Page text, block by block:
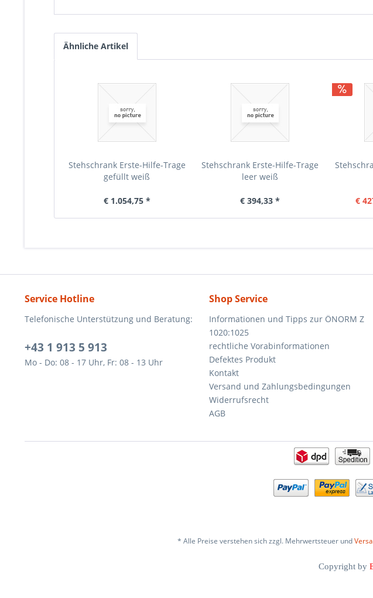
Ähnliche Artikel
Stehschrank Erste-Hilfe-Trage
gefüllt weiß
€ 1.054,75 *
Stehschrank Erste-Hilfe-Trage
leer weiß
€ 394,33 * €
Service Hotline
Telefonische Unterstützung und Beratung:
+43 1 913 5 913
Mo - Do: 08 - 17 Uhr, Fr: 08 - 13 Uhr
Shop Service
Informationen und Tipps zur ÖNORM Z
1020:1025
rechtliche Vorabinformationen
Defektes Produkt
Kontakt
Versand und Zahlungsbedingungen
Widerrufsrecht
AGB
* Alle Preise verstehen sich zzgl. Mehrwertsteuer und
Copyright by